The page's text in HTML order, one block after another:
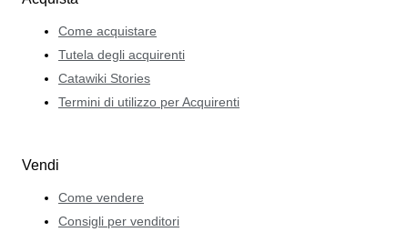
Come acquistare
Tutela degli acquirenti
Catawiki Stories
Termini di utilizzo per Acquirenti
Vendi
Come vendere
Consigli per venditori